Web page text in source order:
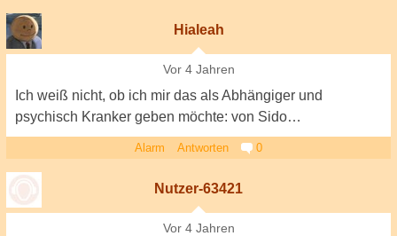
Hialeah
Vor 4 Jahren
Ich weiß nicht, ob ich mir das als Abhängiger und
psychisch Kranker geben möchte: von Sido…
Alarm Antworten 0
Nutzer-63421
Vor 4 Jahren